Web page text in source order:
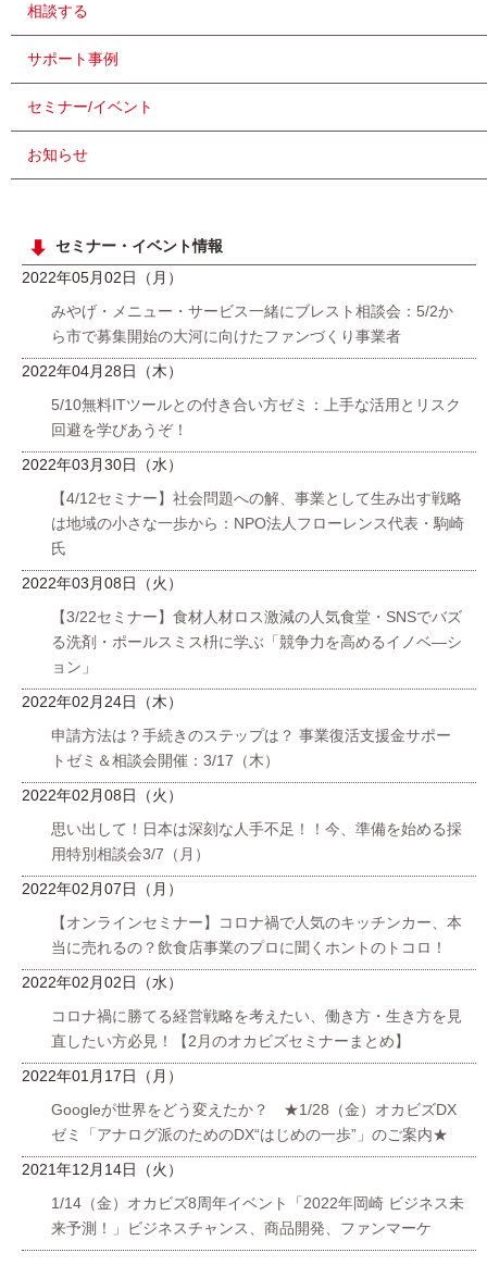
相談する
サポート事例
セミナー/イベント
お知らせ
セミナー・イベント情報
2022年05月02日（月）
みやげ・メニュー・サービス一緒にブレスト相談会：5/2か
ら市で募集開始の大河に向けたファンづくり事業者
2022年04月28日（木）
5/10無料ITツールとの付き合い方ゼミ：上手な活用とリスク
回避を学びあうぞ！
2022年03月30日（水）
【4/12セミナー】社会問題への解、事業として生み出す戦略
は地域の小さな一歩から：NPO法人フローレンス代表・駒崎
氏
2022年03月08日（火）
【3/22セミナー】食材人材ロス激減の人気食堂・SNSでバズ
る洗剤・ポールスミス枡に学ぶ「競争力を高めるイノベ―シ
ョン」
2022年02月24日（木）
申請方法は？手続きのステップは？ 事業復活支援金サポー
トゼミ＆相談会開催：3/17（木）
2022年02月08日（火）
思い出して！日本は深刻な人手不足！！今、準備を始める採
用特別相談会3/7（月）
2022年02月07日（月）
【オンラインセミナー】コロナ禍で人気のキッチンカー、本
当に売れるの？飲食店事業のプロに聞くホントのトコロ！
2022年02月02日（水）
コロナ禍に勝てる経営戦略を考えたい、働き方・生き方を見
直したい方必見！【2月のオカビズセミナーまとめ】
2022年01月17日（月）
Googleが世界をどう変えたか？ ★1/28（金）オカビズDX
ゼミ「アナログ派のためのDX“はじめの一歩”」のご案内★
2021年12月14日（火）
1/14（金）オカビズ8周年イベント「2022年岡崎 ビジネス未
来予測！」ビジネスチャンス、商品開発、ファンマーケ